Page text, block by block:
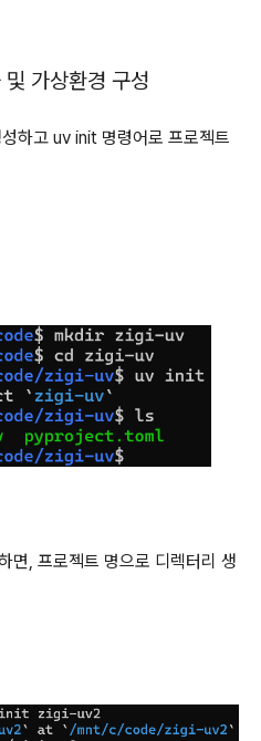
가상환경 구성
하고 uv init 명령어로 프로젝트
면, 프로젝트 명으로 디렉터리 생